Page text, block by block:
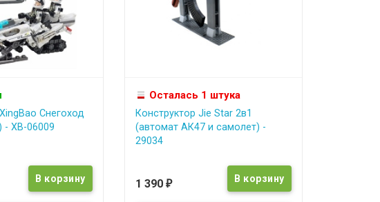
Снегоход
- XB-06009
Осталась 1 штука
Конструктор Jie Star 2в1
(автомат АК47 и самолет) -
29034
1 390 ₽